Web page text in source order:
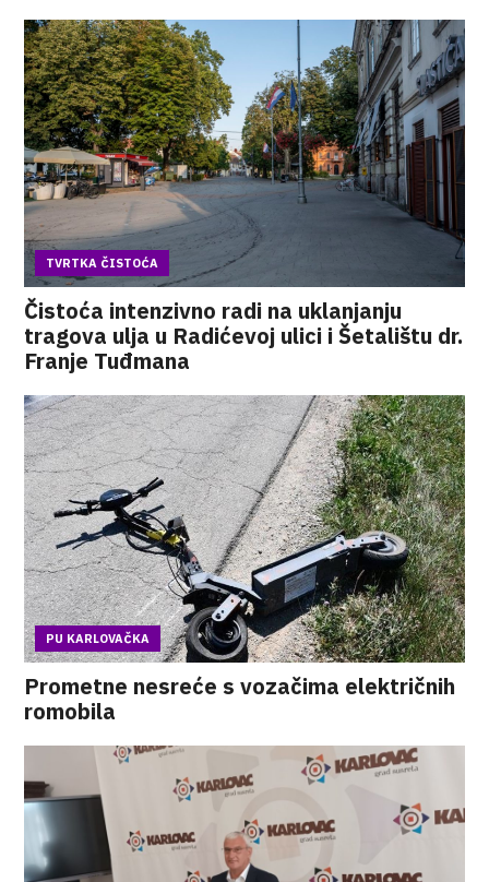
TVRTKA ČISTOĆA
Čistoća intenzivno radi na uklanjanju
tragova ulja u Radićevoj ulici i Šetalištu dr.
Franje Tuđmana
PU KARLOVAČKA
Prometne nesreće s vozačima električnih
romobila